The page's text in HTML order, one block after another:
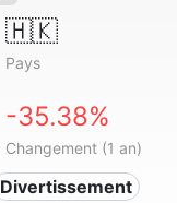
🇭🇰
Pays
-35.38%
Changement (1 an)
Divertissement